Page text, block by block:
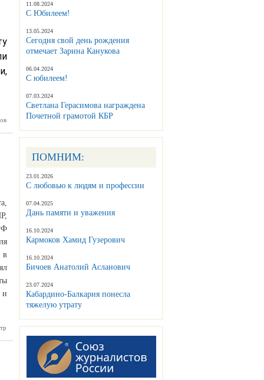
11.08.2024
С Юбилеем!
13.05.2024
Сегодня свой день рождения
отмечает Зарина Канукова
06.04.2024
С юбилеем!
07.03.2024
Светлана Герасимова награждена
Почетной грамотой КБР
ПОМНИМ:
23.01.2026
С любовью к людям и профессии
07.04.2025
Дань памяти и уважения
16.10.2024
Кармоков Хамид Гузерович
16.10.2024
Бичоев Анатолий Асланович
23.07.2024
Кабардино-Балкария понесла
тяжелую утрату
в
и
и